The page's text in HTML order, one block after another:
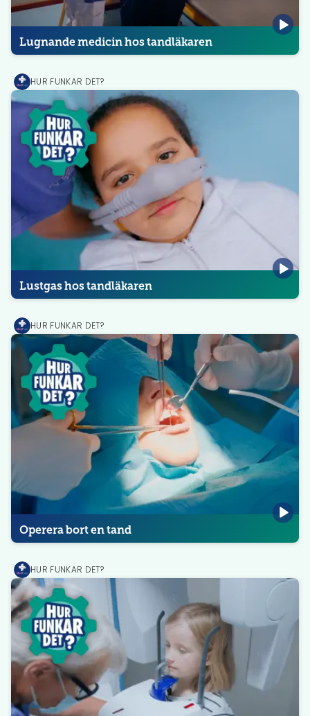
Lugnande medicin hos tandläkaren
MediPrep
HUR FUNKAR DET?
Lustgas hos tandläkaren
MediPrep
HUR FUNKAR DET?
Operera bort en tand
MediPrep
HUR FUNKAR DET?